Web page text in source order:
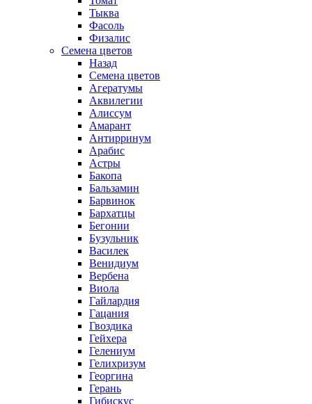
Тыква
Фасоль
Физалис
Семена цветов
Назад
Семена цветов
Агератумы
Аквилегии
Алиссум
Амарант
Антирринум
Арабис
Астры
Бакопа
Бальзамин
Барвинок
Бархатцы
Бегонии
Бузульник
Василек
Венидиум
Вербена
Виола
Гайлардия
Гацания
Гвоздика
Гейхера
Гелениум
Гелихризум
Георгина
Герань
Гибискус